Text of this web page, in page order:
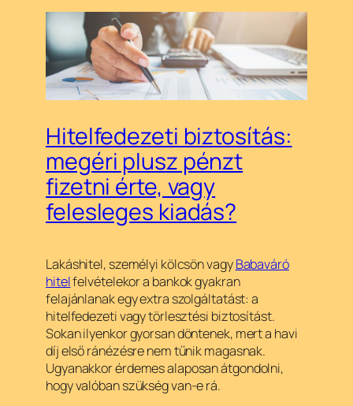
Hitelfedezeti biztosítás:
megéri plusz pénzt
fizetni érte, vagy
felesleges kiadás?
Lakáshitel, személyi kölcsön vagyBabaváró
hitelfelvételekor a bankok gyakran
felajánlanak egy extra szolgáltatást: a
hitelfedezeti vagy törlesztési biztosítást.
Sokan ilyenkor gyorsan döntenek, mert a havi
díj első ránézésre nem tűnik magasnak.
Ugyanakkor érdemes alaposan átgondolni,
hogy valóban szükség van-e rá.